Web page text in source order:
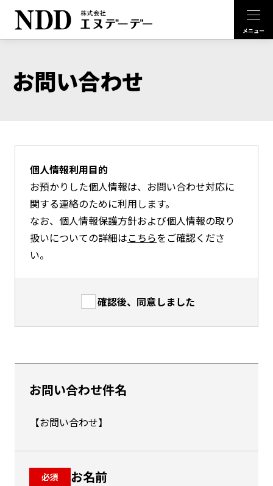
お問い合わせ
個人情報利用目的
お預かりした個人情報は、お問い合わせ対応に
関する連絡のために利用します。
なお、個人情報保護方針および個人情報の取り
扱いについての詳細はこちらをご確認くださ
い。
確認後、同意しました
お問い合わせ件名
必須 お名前